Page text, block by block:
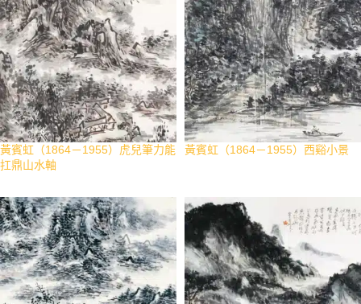
黃賓虹（1864－1955）虎兒筆力能
扛鼎山水軸
黃賓虹（1864－1955）西谿小景